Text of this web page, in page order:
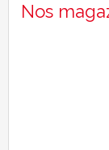
Nos